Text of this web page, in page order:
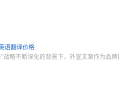
语翻译价格
战略不断深化的背景下，外宣文案作为品